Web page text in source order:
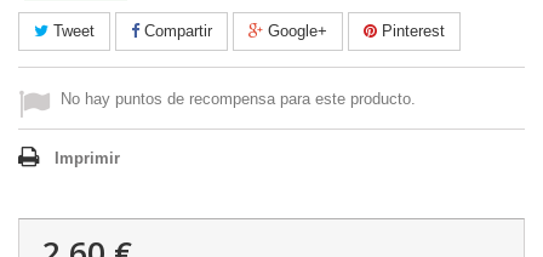
Tweet Compartir Google+ Pinterest
No hay puntos de recompensa para este producto.
Imprimir